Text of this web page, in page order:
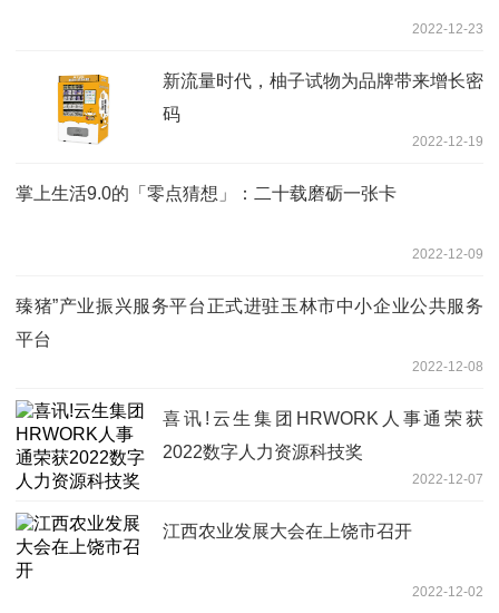
2022-12-23
新流量时代，柚子试物为品牌带来增长密
码
2022-12-19
掌上生活9.0的「零点猜想」：二十载磨砺一张卡
2022-12-09
臻猪”产业振兴服务平台正式进驻玉林市中小企业公共服务
平台
2022-12-08
喜讯!云生集团HRWORK人事通荣获
2022数字人力资源科技奖
2022-12-07
江西农业发展大会在上饶市召开
2022-12-02